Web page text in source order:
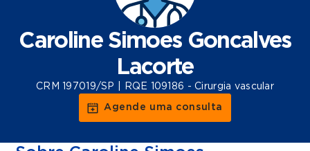
Caroline Simoes Goncalves
Lacorte
CRM 197019/SP | RQE 109186 - Cirurgia vascular
Agende uma consulta